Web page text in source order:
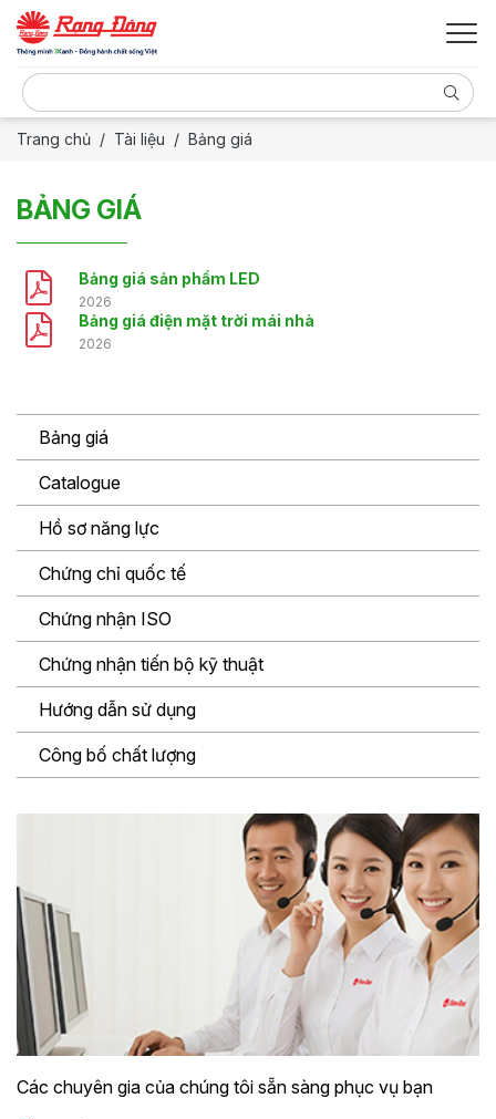
Trang chủ Tài liệu Bảng giá
BẢNG GIÁ
Bảng giá sản phẩm LED
2026
Bảng giá điện mặt trời mái nhà
2026
Bảng giá
Catalogue
Hồ sơ năng lực
Chứng chỉ quốc tế
Chứng nhận ISO
Chứng nhận tiến bộ kỹ thuật
Hướng dẫn sử dụng
Công bố chất lượng
Các chuyên gia của chúng tôi sẵn sàng phục vụ bạn